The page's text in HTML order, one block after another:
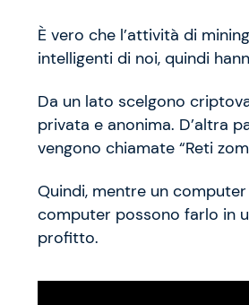
È vero che l’attività di
intelligenti di noi, quindi
Da un lato scelgono
privata e anonima. D’altra
vengono chiamate “Reti
Quindi, mentre un
computer possono farlo in
profitto.